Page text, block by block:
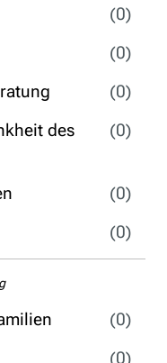
(0)
(0)
(0)
des
(0)
(0)
(0)
(0)
(0)